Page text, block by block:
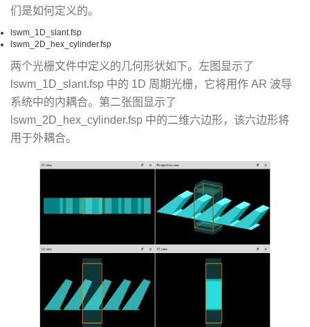
们是如何定义的。
lswm_1D_slant.fsp
lswm_2D_hex_cylinder.fsp
两个光栅文件中定义的几何形状如下。左图显示了
lswm_1D_slant.fsp 中的 1D 周期光栅，它将用作 AR 波导
系统中的内耦合。第二张图显示了
lswm_2D_hex_cylinder.fsp 中的二维六边形，该六边形将
用于外耦合。